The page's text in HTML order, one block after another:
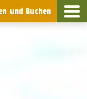
und Buchen